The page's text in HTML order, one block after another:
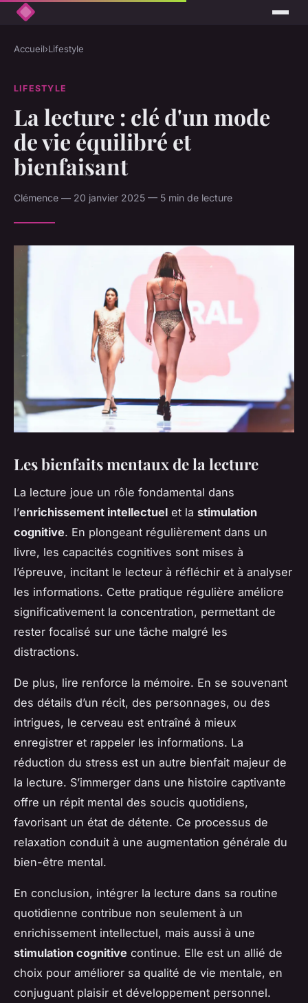
Accueil›Lifestyle
LIFESTYLE
La lecture : clé d'un mode
de vie équilibré et
bienfaisant
Clémence — 20 janvier 2025 — 5 min de lecture
Les bienfaits mentaux de la lecture
La lecture joue un rôle fondamental dans
l’enrichissement intellectuel et la stimulation
cognitive. En plongeant régulièrement dans un
livre, les capacités cognitives sont mises à
l’épreuve, incitant le lecteur à réfléchir et à analyser
les informations. Cette pratique régulière améliore
significativement la concentration, permettant de
rester focalisé sur une tâche malgré les
distractions.
De plus, lire renforce la mémoire. En se souvenant
des détails d’un récit, des personnages, ou des
intrigues, le cerveau est entraîné à mieux
enregistrer et rappeler les informations. La
réduction du stress est un autre bienfait majeur de
la lecture. S’immerger dans une histoire captivante
offre un répit mental des soucis quotidiens,
favorisant un état de détente. Ce processus de
relaxation conduit à une augmentation générale du
bien-être mental.
En conclusion, intégrer la lecture dans sa routine
quotidienne contribue non seulement à un
enrichissement intellectuel, mais aussi à une
stimulation cognitive continue. Elle est un allié de
choix pour améliorer sa qualité de vie mentale, en
conjuguant plaisir et développement personnel.